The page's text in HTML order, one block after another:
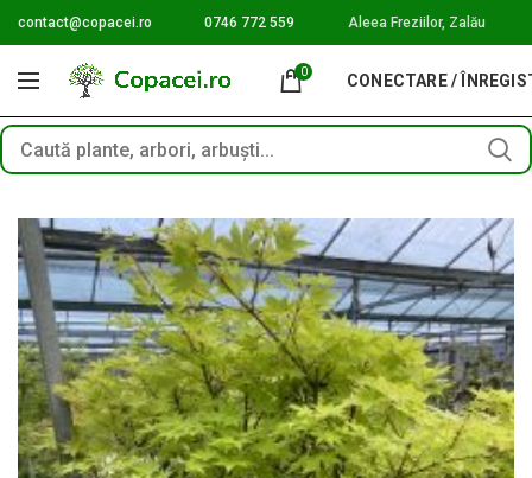
contact@copacei.ro 0746 772 559 Aleea Freziilor, Zalău
0 CONECTARE /